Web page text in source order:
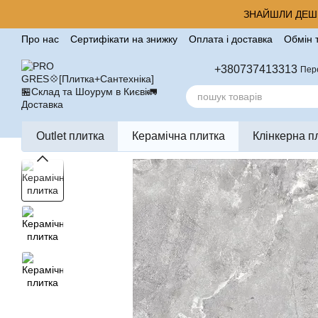
ЗНАЙШЛИ
Про нас Сертифікати на знижку Оплата і доставка
Обмін
+380737413313
Outlet плитка Керамічна плитка Клінкерна